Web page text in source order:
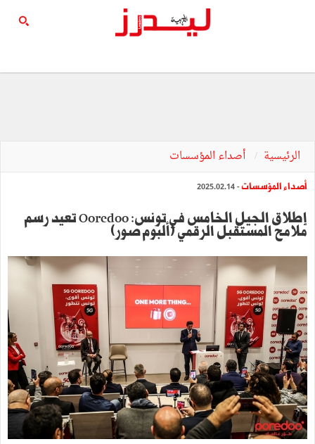
الرئيسية أصداء المؤسسات
أصداء المؤسسات- 2025.02.14
إطلاق الجيل الخامس في تونس: Ooredoo تعيد رسم
ملامح المستقبل الرقمي (ألبوم صور)